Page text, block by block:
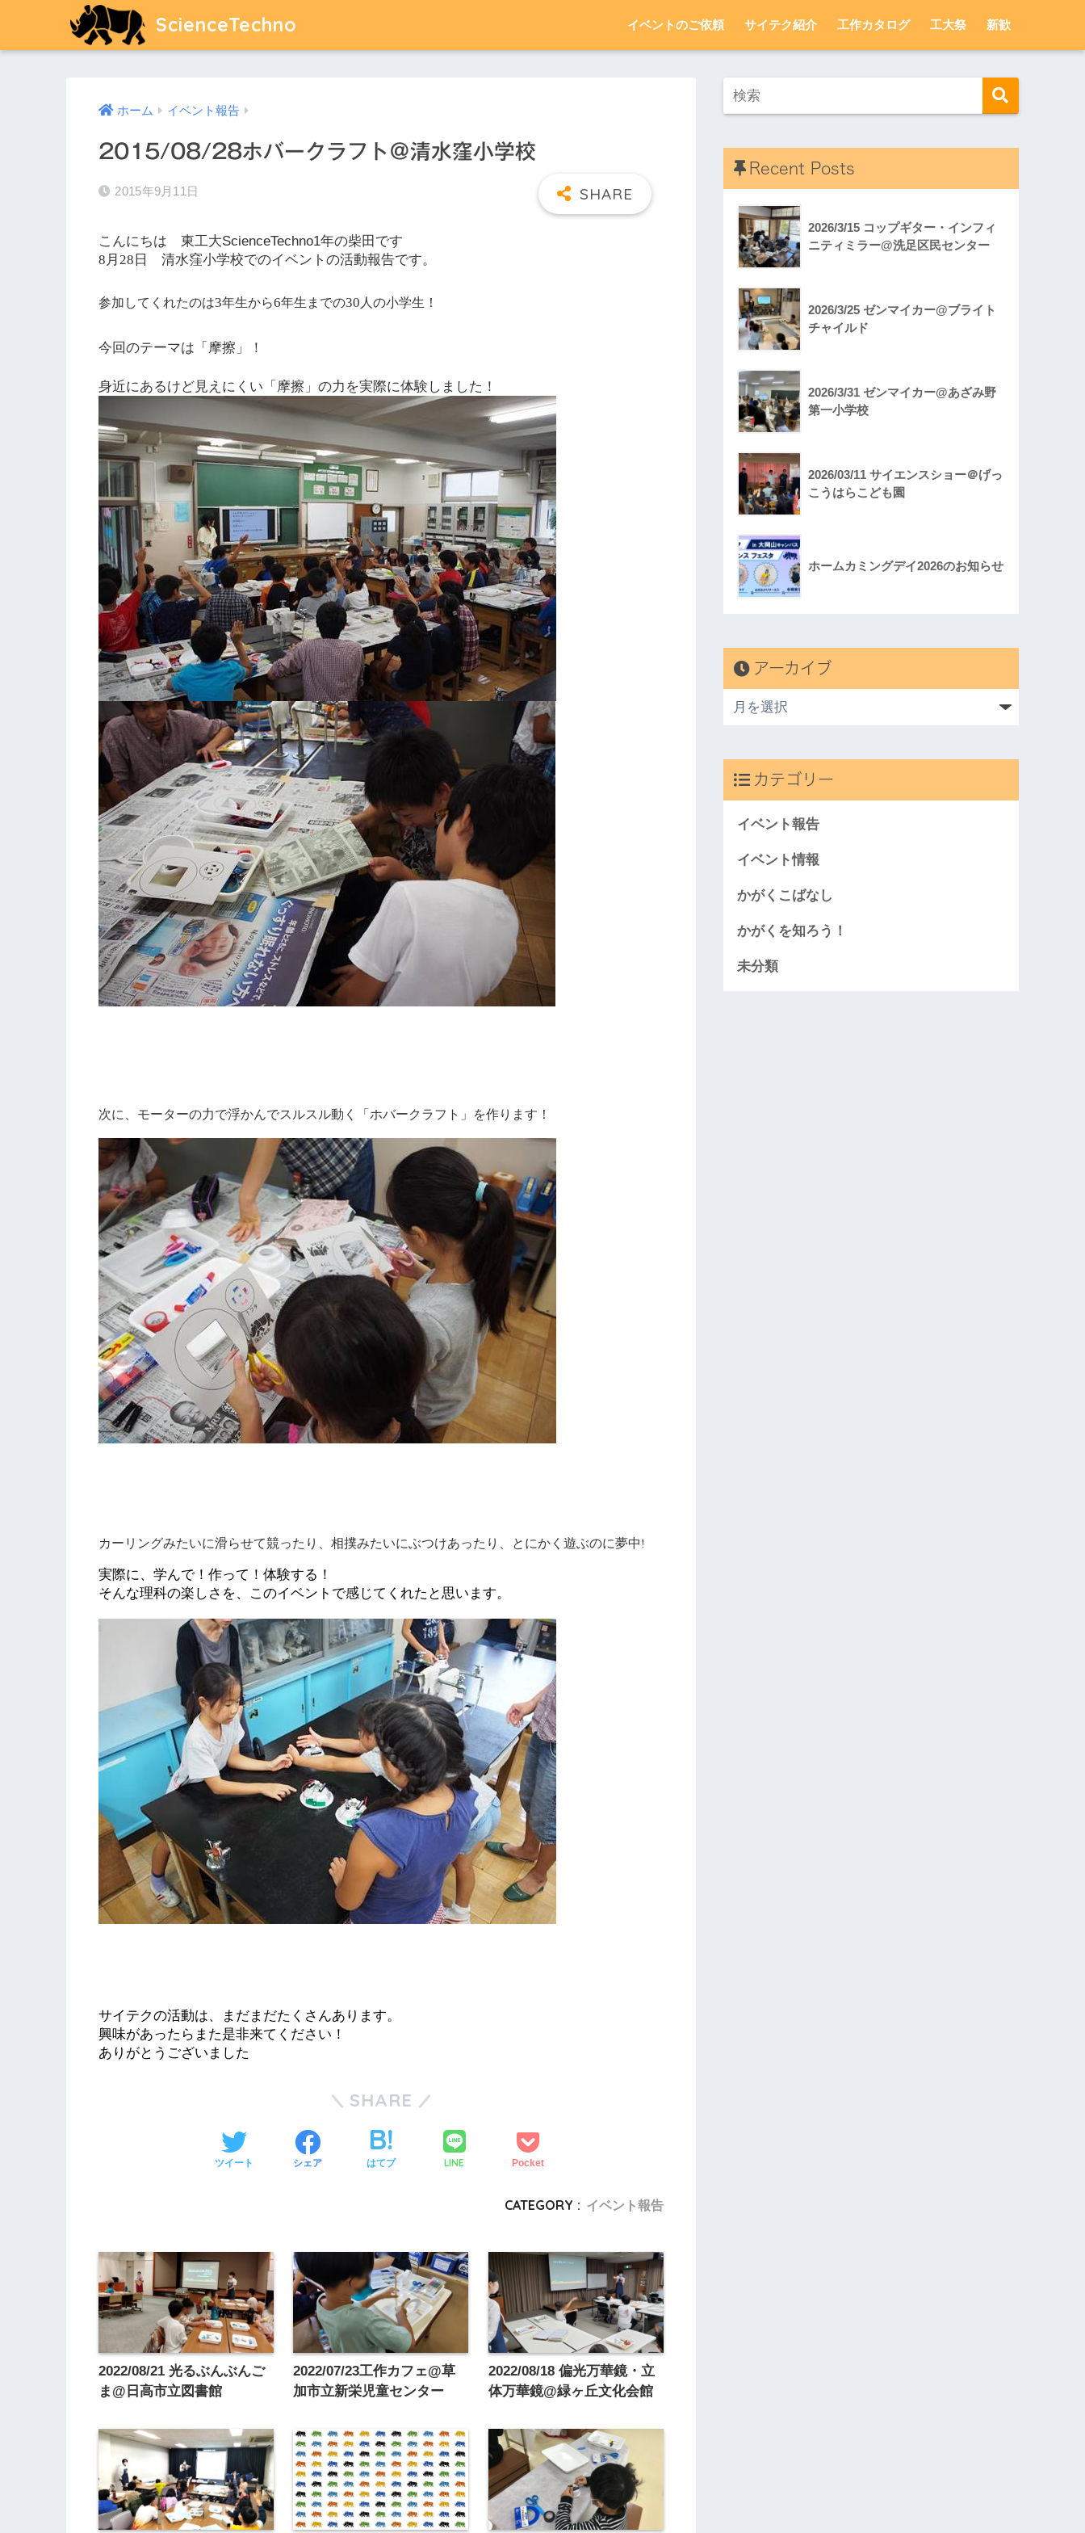
ScienceTechno イベントのご依頼 サイテク紹介 工作カタログ 工大祭 新歓
ホーム イベント報告
2015/08/28ホバークラフト＠清水窪小学校
2015年9月11日
こんにちは 東工大ScienceTechno1年の柴田です
8 月 28 日 清水窪小学校でのイベントの活動報告です。
参加してくれたのは3年生から6年生までの30 人の小学生！
今回のテーマは「摩擦」！
身近にあるけど見えにくい「摩擦」の力を実際に体験しました！
次に、モーターの力で浮かんでスルスル動く「ホバークラフト」 を作ります！
カーリングみたいに滑らせて競ったり、 相撲みたいにぶつけあったり、とにかく遊ぶのに夢中 !
実際に、学んで！作って！体験する！
そんな理科の楽しさを、このイベントで感じてくれたと思います。
サイテクの活動は、まだまだたくさんあります。
興味があったらまた是非来てください！
ありがとうございました
SHARE
ツイート シェア はてブ LINE Pocket
CATEGORY : イベント報告
2022/08/21 光るぶんぶんご
ま@日高市立図書館
2022/07/23工作カフェ@草
加市立新栄児童センター
2022/08/18 偏光万華鏡・立
体万華鏡@緑ヶ丘文化会館
Recent Posts
2026/3/15 コップギター・インフィ
ニティミラー@洗足区民センター
2026/3/25 ゼンマイカー@ブライト
チャイルド
2026/3/31 ゼンマイカー@あざみ野
第一小学校
2026/03/11 サイエンスショー＠げっ
こうはらこども園
ホームカミングデイ2026のお知らせ
アーカイブ
カテゴリー
イベント報告
イベント情報
かがくこばなし
かがくを知ろう！
未分類